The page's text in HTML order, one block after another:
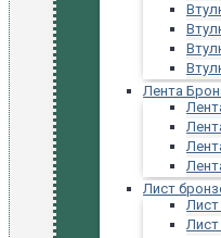
Лента
Лист